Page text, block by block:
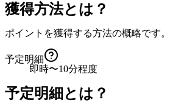
獲得方法とは？
ポイントを獲得する方法の概略です。
予定明細
即時〜10分程度
予定明細とは？